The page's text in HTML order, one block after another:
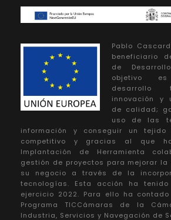
Pablo
beneficiario
de
objetivo
desarrollo
innovación y
de calidad;
uso de las
información y conseguir un tejido
competitivo y gracias al que
Implantación de Herramienta
gestión de proyectos para mejorar
su negocio a través de la
tecnologías. Esta acción ha
ejercicio 2022. Para ello ha
Programa TICCámaras de la
Industria, Servicios y Navegación de